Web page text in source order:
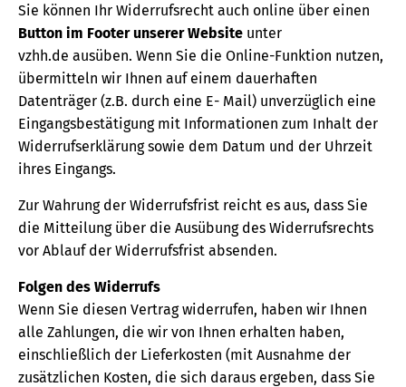
Sie können Ihr Widerrufsrecht auch online über einen
Button im Footer unserer Website unter
vzhh.de ausüben. Wenn Sie die Online-Funktion nutzen,
übermitteln wir Ihnen auf einem dauerhaften
Datenträger (z.B. durch eine E- Mail) unverzüglich eine
Eingangsbestätigung mit Informationen zum Inhalt der
Widerrufserklärung sowie dem Datum und der Uhrzeit
ihres Eingangs.
Zur Wahrung der Widerrufsfrist reicht es aus, dass Sie
die Mitteilung über die Ausübung des Widerrufsrechts
vor Ablauf der Widerrufsfrist absenden.
Folgen des Widerrufs
Wenn Sie diesen Vertrag widerrufen, haben wir Ihnen
alle Zahlungen, die wir von Ihnen erhalten haben,
einschließlich der Lieferkosten (mit Ausnahme der
zusätzlichen Kosten, die sich daraus ergeben, dass Sie